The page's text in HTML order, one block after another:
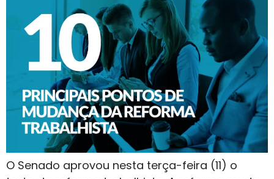
O Senado aprovou nesta terça-feira (11) o